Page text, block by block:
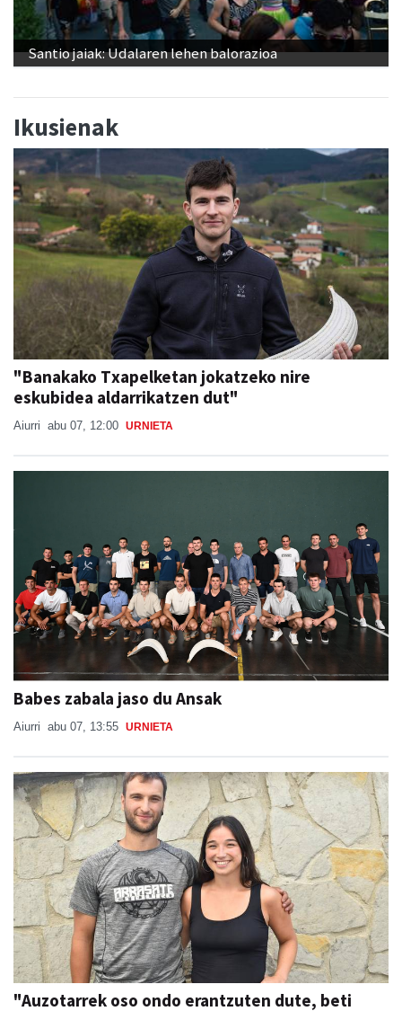
Santio jaiak: Udalaren lehen balorazioa
Ikusienak
"Banakako Txapelketan jokatzeko nire
eskubidea aldarrikatzen dut"
Aiurri abu 07, 12:00 URNIETA
Babes zabala jaso du Ansak
Aiurri abu 07, 13:55 URNIETA
"Auzotarrek oso ondo erantzuten dute, beti